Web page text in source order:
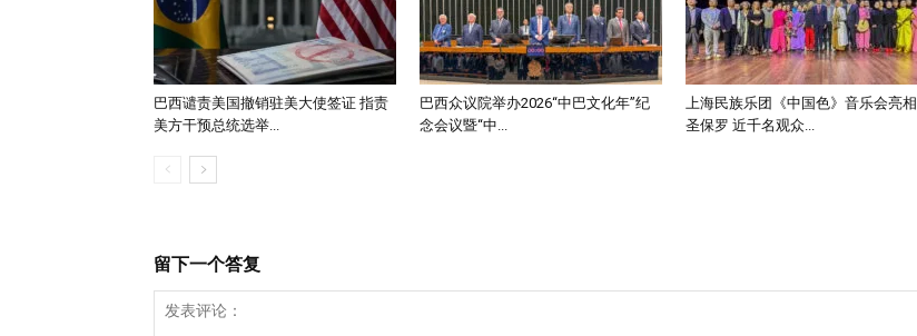
巴西谴责美国撤销驻美大使签证 指责
美方干预总统选举...
巴西众议院举办2026“中巴文化年”纪
念会议暨“中...
上海民族乐团《中国色》音乐会亮相
圣保罗 近千名观众...
留下一个答复